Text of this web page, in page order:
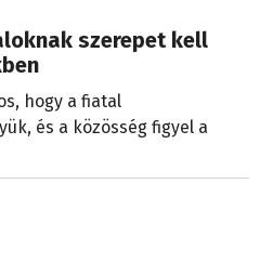
szerepet kell
hogy a fiatal
és a közösség figyel a